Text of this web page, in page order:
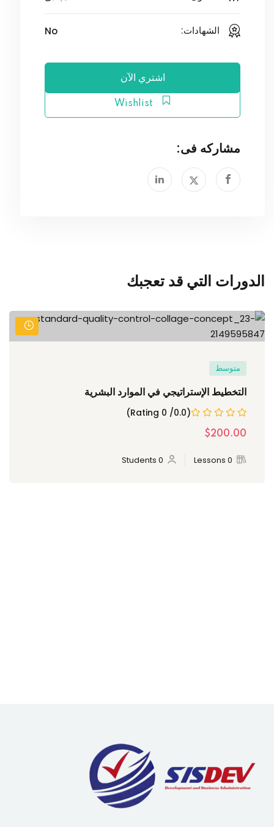
الشهادات: No
اشتري الآن
مشاركه فى:
الدورات التي قد تعجبك
متوسط
التخطيط الإستراتيجي في الموارد البشرية
(0.0/ 0 Rating)
$200.00
0 Lessons
0 Students